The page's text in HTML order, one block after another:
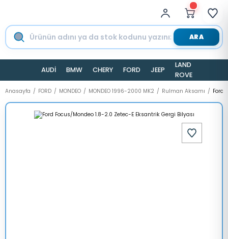
ARA
AUDİ BMW CHERY FORD JEEP
LAND
ROVER
Anasayfa FORD MONDEO MONDEO 1996-2000 MK2 Rulman Aksamı Ford